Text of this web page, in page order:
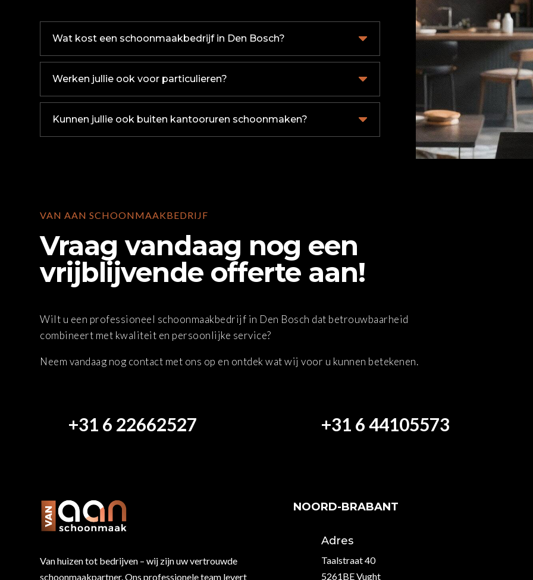
Wat kost een schoonmaakbedrijf in Den Bosch?
Werken jullie ook voor particulieren?
Kunnen jullie ook buiten kantooruren schoonmaken?
VAN AAN SCHOONMAAKBEDRIJF
Vraag vandaag nog een
vrijblijvende offerte aan!
Wilt u een professioneel schoonmaakbedrijf in Den Bosch dat betrouwbaarheid
combineert met kwaliteit en persoonlijke service?
Neem vandaag nog contact met ons op en ontdek wat wij voor u kunnen betekenen.
+31 6 22662527 +31 6 44105573
Van huizen tot bedrijven – wij zijn uw vertrouwde
schoonmaakpartner. Ons professionele team levert
NOORD-BRABANT
Adres
Taalstraat 40
5261BE Vught